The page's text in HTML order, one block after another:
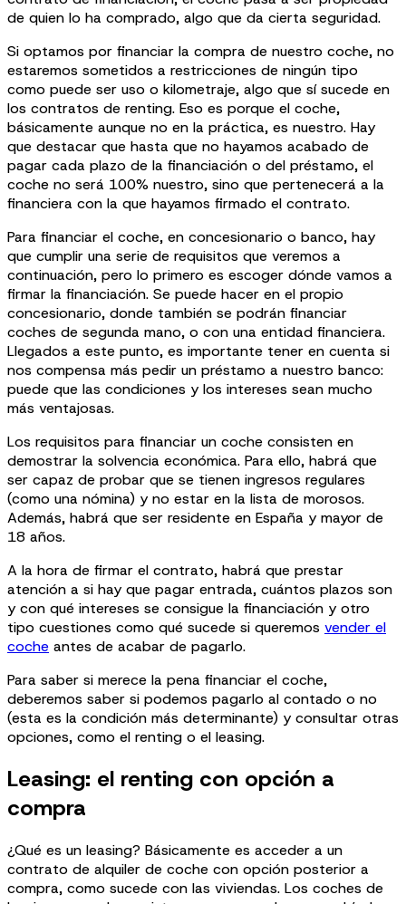
de quien lo ha comprado, algo que da cierta seguridad.
Si optamos por financiar la compra de nuestro coche, no
estaremos sometidos a restricciones de ningún tipo
como puede ser uso o kilometraje, algo que sí sucede en
los contratos de renting. Eso es porque el coche,
básicamente aunque no en la práctica, es nuestro. Hay
que destacar que hasta que no hayamos acabado de
pagar cada plazo de la financiación o del préstamo, el
coche no será 100% nuestro, sino que pertenecerá a la
financiera con la que hayamos firmado el contrato.
Para financiar el coche, en concesionario o banco, hay
que cumplir una serie de requisitos que veremos a
continuación, pero lo primero es escoger dónde vamos a
firmar la financiación. Se puede hacer en el propio
concesionario, donde también se podrán financiar
coches de segunda mano, o con una entidad financiera.
Llegados a este punto, es importante tener en cuenta si
nos compensa más pedir un préstamo a nuestro banco:
puede que las condiciones y los intereses sean mucho
más ventajosas.
Los requisitos para financiar un coche consisten en
demostrar la solvencia económica. Para ello, habrá que
ser capaz de probar que se tienen ingresos regulares
(como una nómina) y no estar en la lista de morosos.
Además, habrá que ser residente en España y mayor de
18 años.
A la hora de firmar el contrato, habrá que prestar
atención a si hay que pagar entrada, cuántos plazos son
y con qué intereses se consigue la financiación y otro
tipo cuestiones como qué sucede si queremos vender el
coche antes de acabar de pagarlo.
Para saber si merece la pena financiar el coche,
deberemos saber si podemos pagarlo al contado o no
(esta es la condición más determinante) y consultar otras
opciones, como el renting o el leasing.
Leasing: el renting con opción a
compra
¿Qué es un leasing? Básicamente es acceder a un
contrato de alquiler de coche con opción posterior a
compra, como sucede con las viviendas. Los coches de